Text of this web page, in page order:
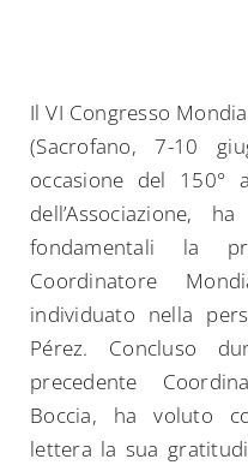
Il VI Congresso
(Sacrofano, 7-10
occasione del 150°
dell’Associazione,
fondamentali la
Coordinatore
individuato nella
Pérez. Concluso
precedente
Boccia, ha voluto
lettera la sua